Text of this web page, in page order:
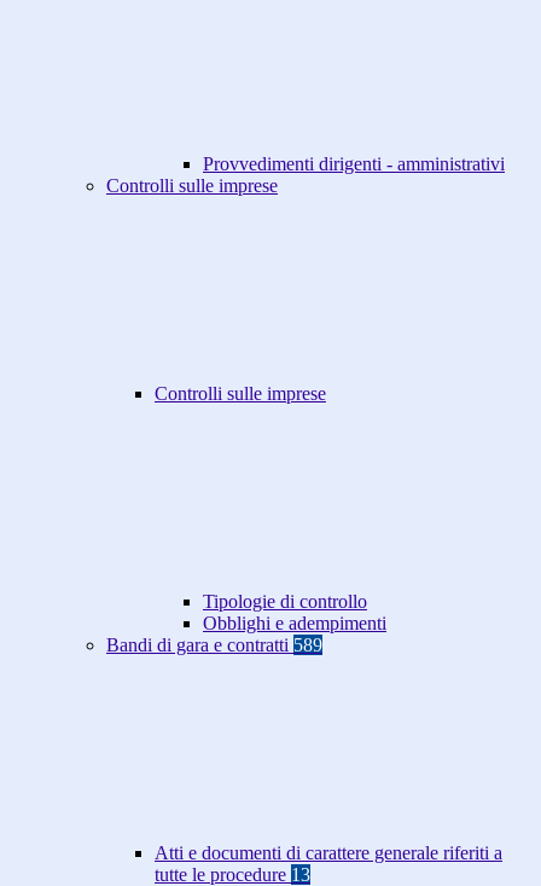
Provvedimenti dirigenti - amministrativi
Controlli sulle imprese
Controlli sulle imprese
Tipologie di controllo
Obblighi e adempimenti
Bandi di gara e contratti 589
Atti e documenti di carattere generale riferiti a
tutte le procedure 13